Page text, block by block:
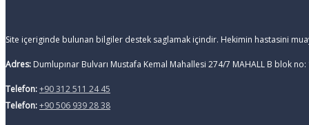
Site içeriginde bulunan bilgiler destek saglamak içindir. Hekimin hastasini
Adres: Dumlupınar Bulvarı Mustafa Kemal Mahallesi 274/7 MAHALL B blok
Telefon:+90 312 511 24 45
Telefon:+90 506 939 28 38